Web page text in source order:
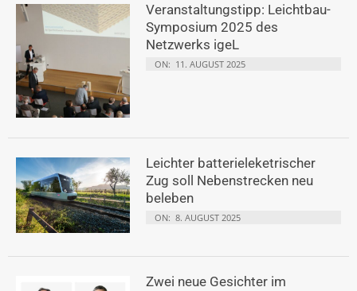
Veranstaltungstipp: Leichtbau-
Symposium 2025 des
Netzwerks igeL
ON: 11. AUGUST 2025
Leichter batterieleketrischer
Zug soll Nebenstrecken neu
beleben
ON: 8. AUGUST 2025
Zwei neue Gesichter im